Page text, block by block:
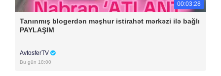
00:03:28
Tanınmış blogerdən məşhur istirahət mərkəzi ilə bağlı
PAYLAŞIM
AvtosferTV
Bu gün 18:00